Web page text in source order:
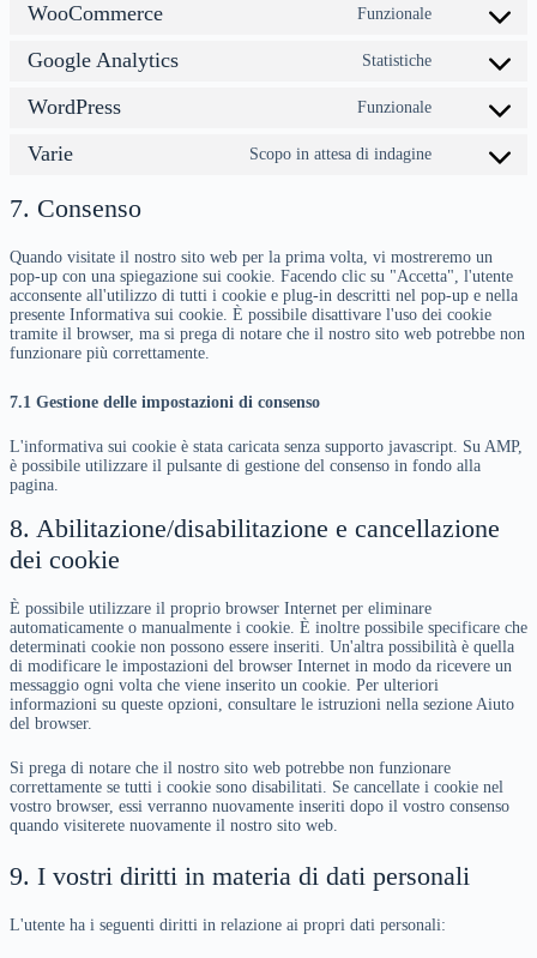
WooCommerce Funzionale
Consenso
servizio
Google Analytics Statistiche
Consenso
servizio
WordPress Funzionale
Consenso
servizio
Varie Scopo in attesa di indagine
Consenso
7. Consenso
Quando visitate il nostro sito web per la prima volta, vi mostreremo un
pop-up con una spiegazione sui cookie. Facendo clic su "Accetta", l'utente
acconsente all'utilizzo di tutti i cookie e plug-in descritti nel pop-up e nella
presente Informativa sui cookie. È possibile disattivare l'uso dei cookie
tramite il browser, ma si prega di notare che il nostro sito web potrebbe non
funzionare più correttamente.
7.1 Gestione delle impostazioni di consenso
L'informativa sui cookie è stata caricata senza supporto javascript. Su AMP,
è possibile utilizzare il pulsante di gestione del consenso in fondo alla
pagina.
8. Abilitazione/disabilitazione e cancellazione
dei cookie
È possibile utilizzare il proprio browser Internet per eliminare
automaticamente o manualmente i cookie. È inoltre possibile specificare che
determinati cookie non possono essere inseriti. Un'altra possibilità è quella
di modificare le impostazioni del browser Internet in modo da ricevere un
messaggio ogni volta che viene inserito un cookie. Per ulteriori
informazioni su queste opzioni, consultare le istruzioni nella sezione Aiuto
del browser.
Si prega di notare che il nostro sito web potrebbe non funzionare
correttamente se tutti i cookie sono disabilitati. Se cancellate i cookie nel
vostro browser, essi verranno nuovamente inseriti dopo il vostro consenso
quando visiterete nuovamente il nostro sito web.
9. I vostri diritti in materia di dati personali
L'utente ha i seguenti diritti in relazione ai propri dati personali: